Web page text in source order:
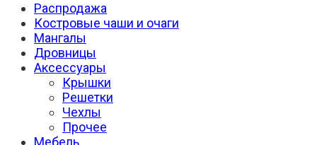
Распродажа
Костровые чаши и очаги
Мангалы
Дровницы
Аксессуары
Крышки
Решетки
Чехлы
Прочее
Мебель